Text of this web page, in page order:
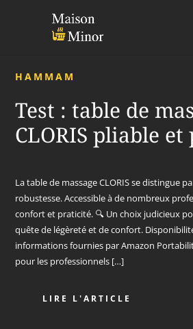
HAMMAM
Test : table de
CLORIS pliable et
La table de massage CLORIS se distingue
robustesse. Accessible à de nombreux
confort et praticité. 🔍 Un choix judicieux
quête de légèreté et de confort.
informations fournies par Amazon
pour les professionnels […]
LIRE L'ARTICLE